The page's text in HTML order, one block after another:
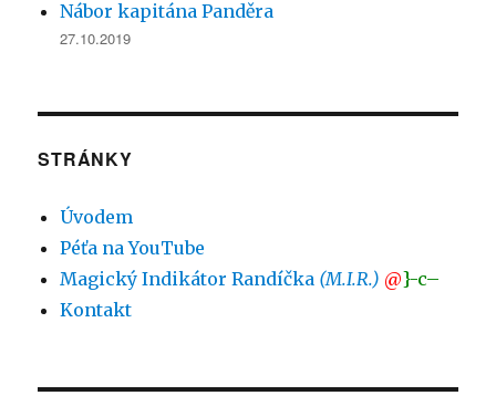
Nábor kapitána Panděra
27.10.2019
STRÁNKY
Úvodem
Péťa na YouTube
Magický Indikátor Randíčka (M.I.R.) @}-c–
Kontakt